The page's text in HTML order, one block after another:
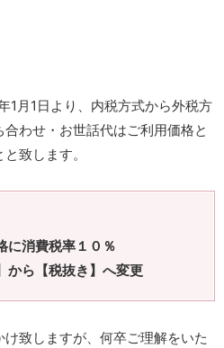
1月1日より、内税方式から外税方
わせ・お世話代はご利用価格と
致します。
消費税率１０％
ら【税抜き】へ変更
致しますが、何卒ご理解をいた